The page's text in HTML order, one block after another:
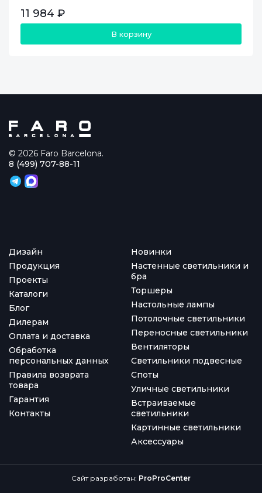
11 984 ₽
В корзину
© 2026 Faro Barcelona.
Дизайн
Продукция
Проекты
Каталоги
Блог
Дилерам
Оплата и доставка
Обработка
персональных данных
Правила возврата
товара
Гарантия
Контакты
Новинки
Настенные светильники и
бра
Торшеры
Настольные лампы
Потолочные светильники
Переносные светильники
Вентиляторы
Светильники подвесные
Споты
Уличные светильники
Встраиваемые
светильники
Картинные светильники
Аксессуары
8 (499) 707-88-11
Сайт разработан: ProProCenter